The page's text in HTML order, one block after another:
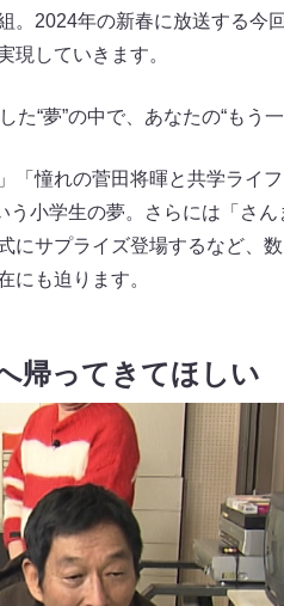
。2024年の新春に放送する今
現していきます。
“夢”の中で、あなたの“もう
憧れの菅田将暉と共学ライ
う小学生の夢。さらには「さ
サプライズ登場するなど、
にも迫ります。
帰ってきてほしい